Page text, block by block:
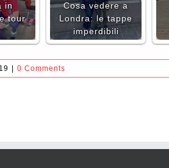
in
tour
Cosa vedere a
Londra: le tappe
imperdibili
0 Comments